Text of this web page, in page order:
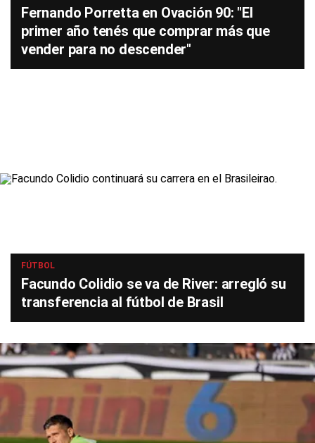
Fernando Porretta en Ovación 90: "El
primer año tenés que comprar más que
vender para no descender"
FÚTBOL
Facundo Colidio se va de River: arregló su
transferencia al fútbol de Brasil